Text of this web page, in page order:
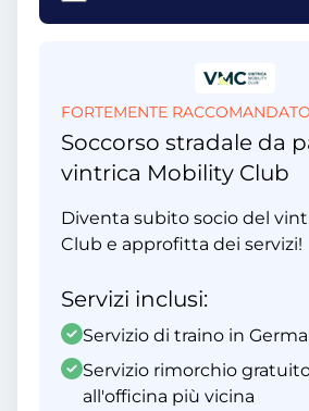
FORTEMENTE RACCOMANDATO
Soccorso stradale da
vintrica Mobility Club
Diventa subito socio del
Club e approfitta dei servizi!
Servizi inclusi:
Servizio di traino in
Servizio rimorchio
all'officina più vicina